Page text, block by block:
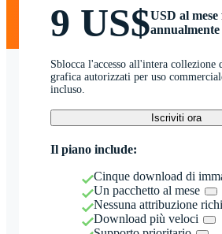
9 US$USD al
annualmente
Sblocca l'accesso all'intera
grafica autorizzati per uso
incluso.
Iscriviti ora
Il piano include:
Cinque download di
Un pacchetto al mese
Nessuna attribuzione
Download più veloci